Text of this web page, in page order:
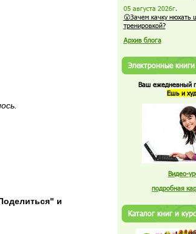
и
05 августа 2026г.
😮Зачем качку нюхать
тренировкой?
Архив блога
Электронные книги
Ваш ежедневный
Ешь и
Видео-
подробная
Каталог книг и